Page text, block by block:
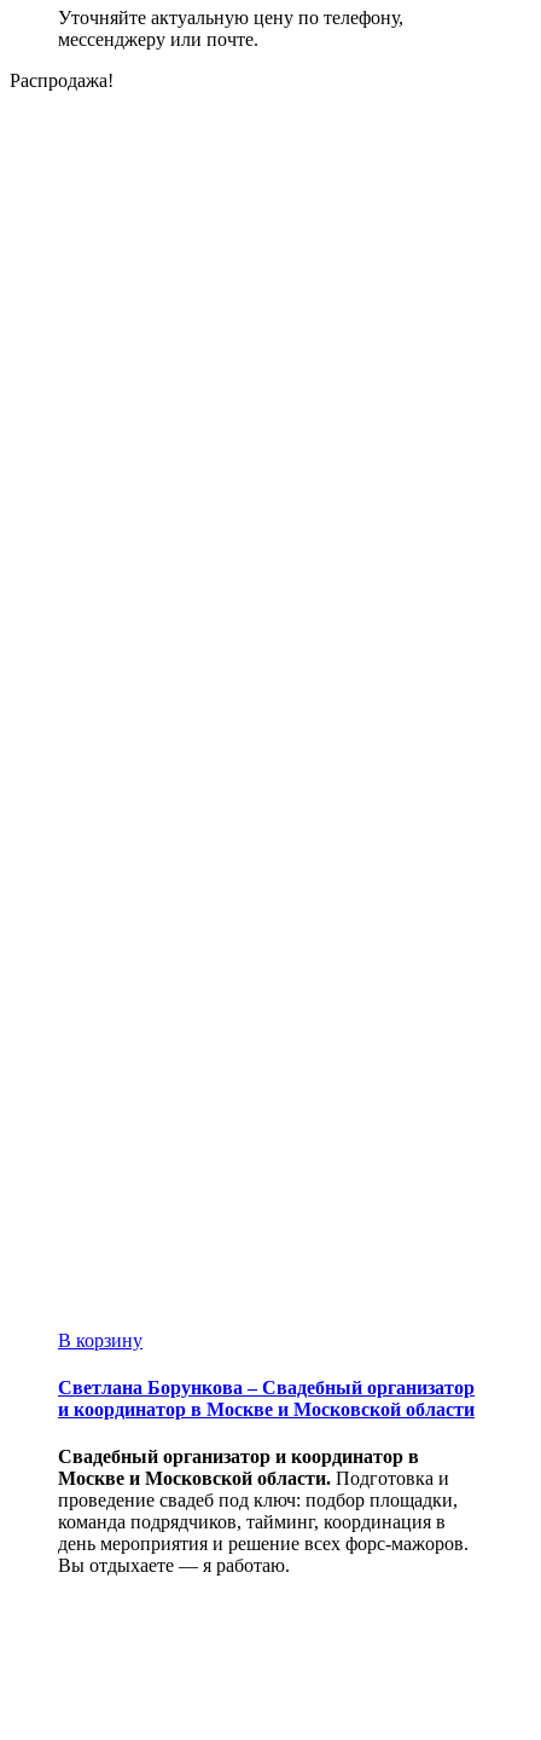
Уточняйте актуальную цену по телефону,
мессенджеру или почте.
Распродажа!
В корзину
Светлана Борункова – Свадебный организатор
и координатор в Москве и Московской области
Свадебный организатор и координатор в
Москве и Московской области. Подготовка и
проведение свадеб под ключ: подбор площадки,
команда подрядчиков, тайминг, координация в
день мероприятия и решение всех форс-мажоров.
Вы отдыхаете — я работаю.